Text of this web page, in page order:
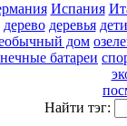
Испания
дерево деревья дети
дом
батареи
Найти тэг: